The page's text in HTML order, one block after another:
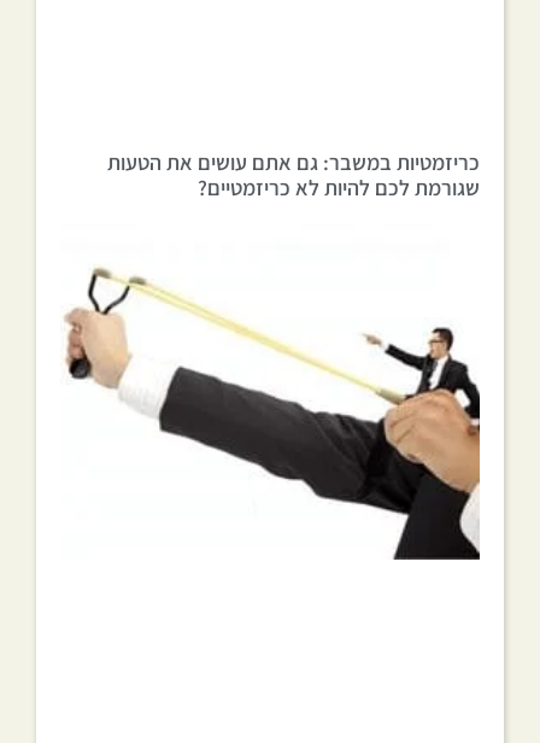
כריזמטיות במשבר: גם אתם עושים את הטעות
שגורמת לכם להיות לא כריזמטיים?